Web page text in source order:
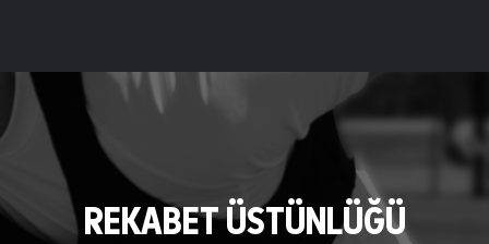
REKABET ÜSTÜNLÜĞÜ